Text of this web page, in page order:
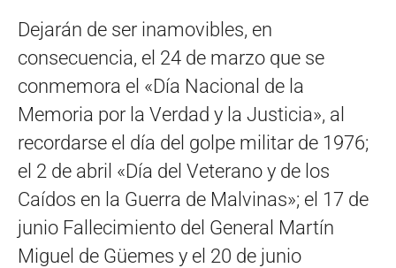
Dejarán de ser inamovibles, en
consecuencia, el 24 de marzo que se
conmemora el «Día Nacional de la
Memoria por la Verdad y la Justicia», al
recordarse el día del golpe militar de 1976;
el 2 de abril «Día del Veterano y de los
Caídos en la Guerra de Malvinas»; el 17 de
junio Fallecimiento del General Martín
Miguel de Güemes y el 20 de junio